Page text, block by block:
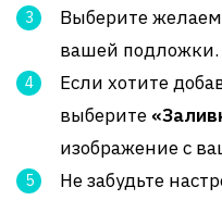
Выберите
вашей подложки.
Если хотите
выберите
изображение с
Не забудьте